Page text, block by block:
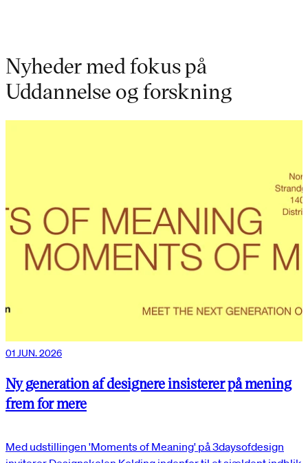
Nyheder med fokus på
Uddannelse og forskning
01 JUN. 2026
Ny generation af designere insisterer på mening
frem for mere
Med udstillingen 'Moments of Meaning' på 3daysofdesign